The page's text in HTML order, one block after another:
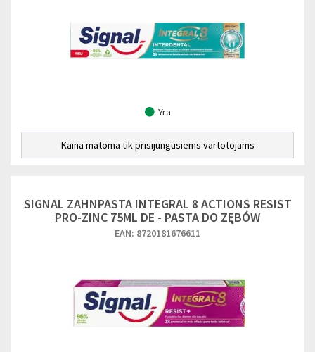
Yra
Kaina matoma tik prisijungusiems vartotojams
SIGNAL ZAHNPASTA INTEGRAL 8 ACTIONS RESIST
PRO-ZINC 75ML DE - PASTA DO ZĘBÓW
EAN: 8720181676611